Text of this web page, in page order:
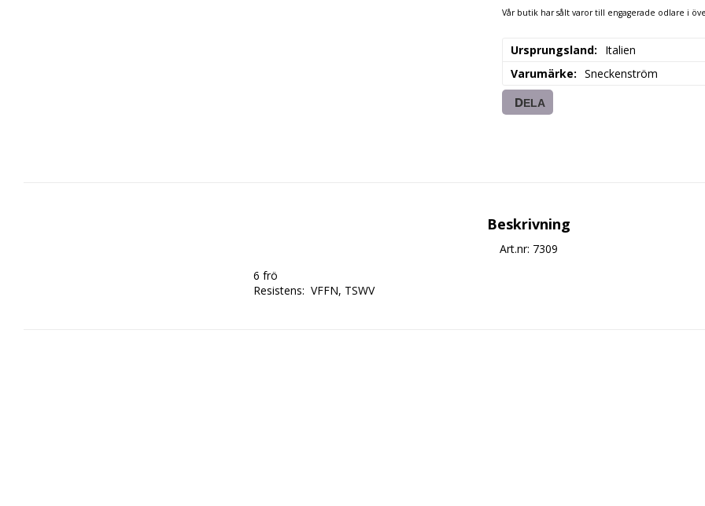
Vår butik har sålt varor till engagerade odlare i
Ursprungsland
Italien
Varumärke
Sneckenström
DELA
Beskrivning
Art.nr: 7309
6 frö
Resistens:  VFFN, TSWV